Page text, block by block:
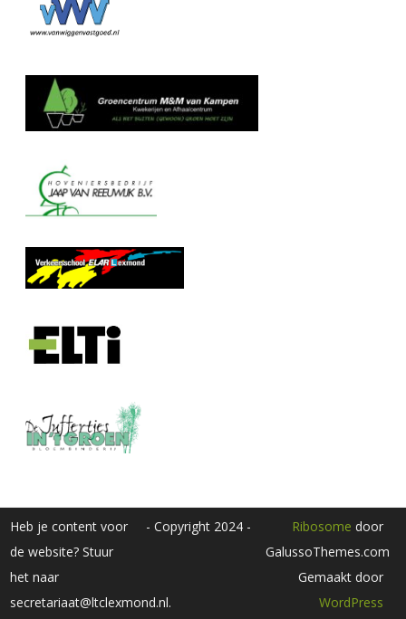
Heb je content voor
de website? Stuur
het naar
secretariaat@ltclexmond.nl.
- Copyright 2024 - Ribosome door
GalussoThemes.com
Gemaakt door
WordPress